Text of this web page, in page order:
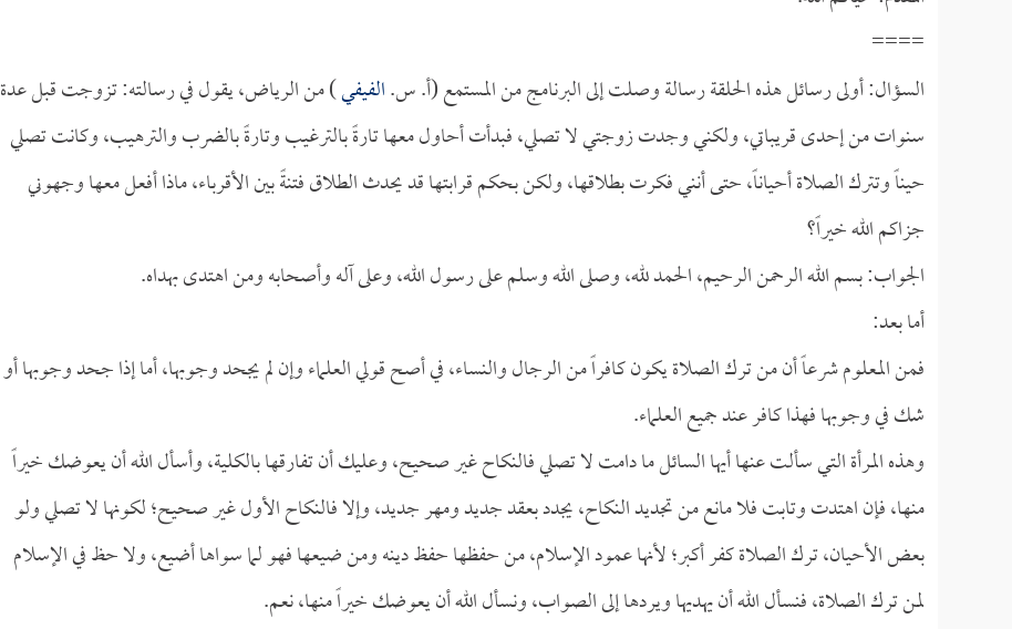
====
السؤال: أولى رسائل هذه الحلقة رسالة وصلت إلى البرنامج من المستمع (أ. س.الفيفي) من الرياض، يقول في رسالته: تزوجت قبل عدة
سنوات من إحدى قريباتي، ولكني وجدت زوجتي لا تصلي، فبدأت أحاول معها تارةً بالترغيب وتارةً بالضرب والترهيب، وكانت تصلي
حيناً وتترك الصلاة أحياناً، حتى أنني فكرت بطلاقها، ولكن بحكم قرابتها قد يحدث الطلاق فتنةً بين الأقرباء، ماذا أفعل معها وجهوني
جزاكم الله خيراً؟
الجواب: بسم الله الرحمن الرحيم، الحمد لله، وصلى الله وسلم على رسول الله، وعلى آله وأصحابه ومن اهتدى بهداه.
أما بعد:
فمن المعلوم شرعاً أن من ترك الصلاة يكون كافراً من الرجال والنساء، في أصح قولي العلماء وإن لم يجحد وجوبها، أما إذا جحد وجوبها أو
شك في وجوبها فهذا كافر عند جميع العلماء.
وهذه المرأة التي سألت عنها أيها السائل ما دامت لا تصلي فالنكاح غير صحيح، وعليك أن تفارقها بالكلية، وأسأل الله أن يعوضك خيراً
منها، فإن اهتدت وتابت فلا مانع من تجديد النكاح، يجدد بعقد جديد ومهر جديد، وإلا فالنكاح الأول غير صحيح؛ لكونها لا تصلي ولو
بعض الأحيان، ترك الصلاة كفر أكبر؛ لأنها عمود الإسلام، من حفظها حفظ دينه ومن ضيعها فهو لما سواها أضيع، ولا حظ في الإسلام
لمن ترك الصلاة، فنسأل الله أن يهديها ويردها إلى الصواب، ونسأل الله أن يعوضك خيراً منها، نعم.